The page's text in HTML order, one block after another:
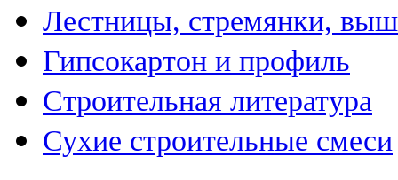
Лестницы, стремянки,
Гипсокартон и профиль
Строительная литература
Сухие строительные смеси